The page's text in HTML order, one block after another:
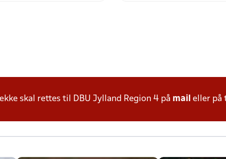
skal rettes til DBU Jylland Region 4 på mail eller